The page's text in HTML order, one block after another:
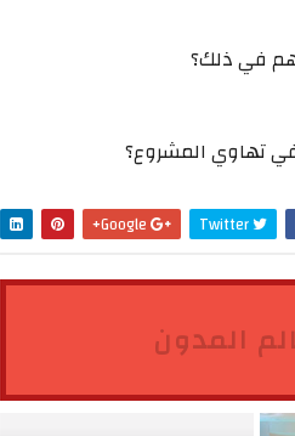
في ذلك؟
تهاوي المشروع؟
Twitter
المدون